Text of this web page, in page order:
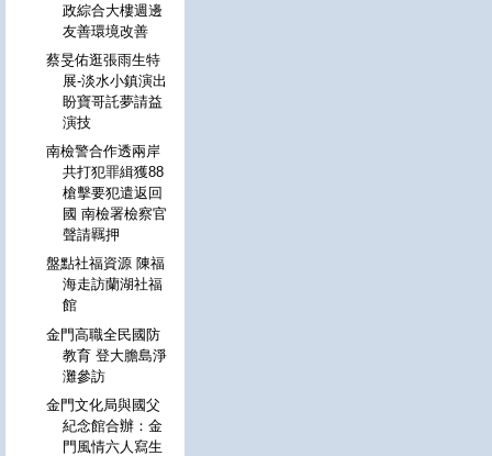
政綜合大樓週邊
友善環境改善
蔡旻佑逛張雨生特
展-淡水小鎮演出
盼寶哥託夢請益
演技
南檢警合作透兩岸
共打犯罪緝獲88
槍擊要犯遣返回
國 南檢署檢察官
聲請羈押
盤點社福資源 陳福
海走訪蘭湖社福
館
金門高職全民國防
教育 登大膽島淨
灘參訪
金門文化局與國父
紀念館合辦：金
門風情六人寫生